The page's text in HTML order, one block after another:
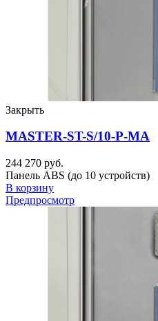
Закрыть
MASTER-ST-S/10-P-MA
244 270 руб.
Панель ABS (до 10 устройств)
В корзину
Предпросмотр